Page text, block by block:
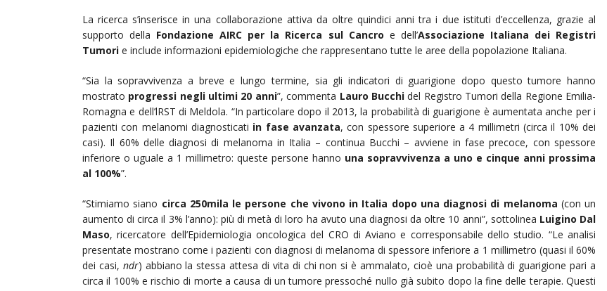
La ricerca s’inserisce in una collaborazione attiva da oltre quindici anni tra i due istituti d’eccellenza, grazie al
supporto della Fondazione AIRC per la Ricerca sul Cancro e dell’Associazione Italiana dei Registri
Tumori e include informazioni epidemiologiche che rappresentano tutte le aree della popolazione Italiana.
“Sia la sopravvivenza a breve e lungo termine, sia gli indicatori di guarigione dopo questo tumore hanno
mostrato progressi negli ultimi 20 anni”, commenta Lauro Bucchidel Registro Tumori della Regione Emilia-
Romagna e dell’lRST di Meldola. “In particolare dopo il 2013, la probabilità di guarigione è aumentata anche per i
pazienti con melanomi diagnosticati in fase avanzata, con spessore superiore a 4 millimetri (circa il 10% dei
casi). Il 60% delle diagnosi di melanoma in Italia – continua Bucchi – avviene in fase precoce, con spessore
inferiore o uguale a 1 millimetro: queste persone hanno una sopravvivenza a uno e cinque anni prossima
al 100%”.
“Stimiamo siano circa 250mila le persone che vivono in Italia dopo una diagnosi di melanoma (con un
aumento di circa il 3% l’anno): più di metà di loro ha avuto una diagnosi da oltre 10 anni”, sottolinea Luigino Dal
Maso, ricercatore dell’Epidemiologia oncologica del CRO di Aviano e corresponsabile dello studio. “Le analisi
presentate mostrano come i pazienti con diagnosi di melanoma di spessore inferiore a 1 millimetro (quasi il 60%
dei casi, ndr) abbiano la stessa attesa di vita di chi non si è ammalato, cioè una probabilità di guarigione pari a
circa il 100% e rischio di morte a causa di un tumore pressoché nullo già subito dopo la fine delle terapie. Questi